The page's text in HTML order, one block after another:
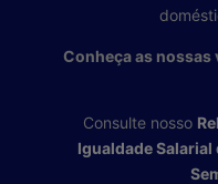
Conheça as nossas
Consulte nosso
Igualdade Salarial